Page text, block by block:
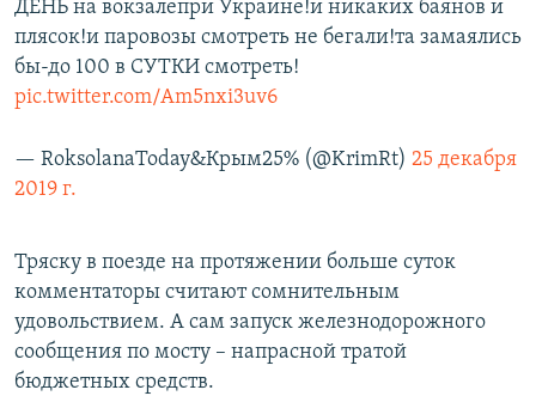
ДЕНЬ на вокзалепри Украине!и никаких баянов и
плясок!и паровозы смотреть не бегали!та замаялись
бы-до 100 в СУТКИ смотреть!
pic.twitter.com/Am5nxi3uv6
— RoksolanaToday&Крым25% (@KrimRt) 25 декабря
2019 г.
Тряску в поезде на протяжении больше суток
комментаторы считают сомнительным
удовольствием. А сам запуск железнодорожного
сообщения по мосту – напрасной тратой
бюджетных средств.